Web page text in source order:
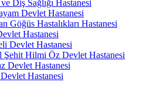
Diş Sağlığı Hastanesi
Devlet Hastanesi
Göğüs Hastalıkları Hastanesi
Hastanesi
Devlet Hastanesi
Şehit Hilmi Öz Devlet Hastanesi
Devlet Hastanesi
Hastanesi